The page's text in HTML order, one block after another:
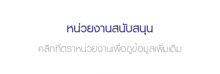
หน่วยงานสนับสนุน
คลิกที่ตราหน่วยงานเพื่อดูข้อมูลเพิ่มเติม